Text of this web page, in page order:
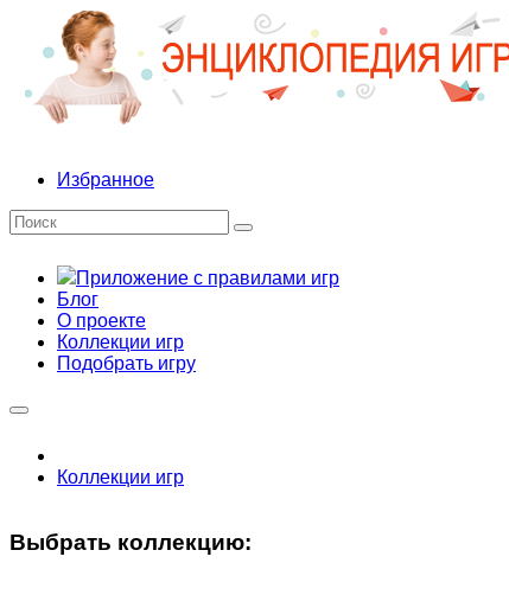
Избранное
Приложение с правилами игр
Блог
О проекте
Коллекции игр
Подобрать игру
Коллекции игр
Выбрать коллекцию: